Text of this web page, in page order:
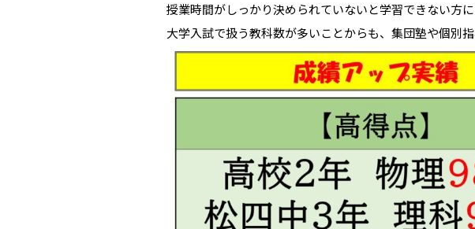
授業時間がしっかり決められていないと学習できない方
大学入試で扱う教科数が多いことからも、集団塾や個別